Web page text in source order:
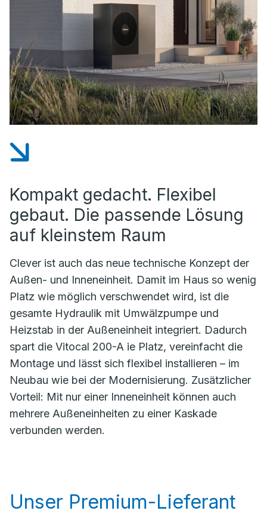
Kompakt gedacht. Flexibel
gebaut. Die passende Lösung
auf kleinstem Raum
Clever ist auch das neue technische Konzept der
Außen- und Inneneinheit. Damit im Haus so wenig
Platz wie möglich verschwendet wird, ist die
gesamte Hydraulik mit Umwälzpumpe und
Heizstab in der Außeneinheit integriert. Dadurch
spart die Vitocal 200-A ie Platz, vereinfacht die
Montage und lässt sich flexibel installieren – im
Neubau wie bei der Modernisierung. Zusätzlicher
Vorteil: Mit nur einer Inneneinheit können auch
mehrere Außeneinheiten zu einer Kaskade
verbunden werden.
Unser Premium-Lieferant